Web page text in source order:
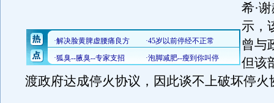
希·
示，
曾与
但该
渡政府达成停火协议，因此谈不上破坏停火